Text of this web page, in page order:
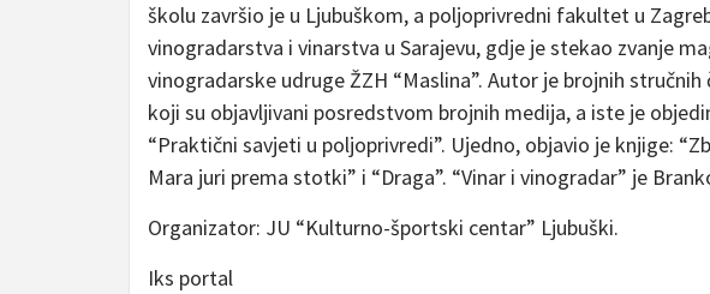
školu završio je u Ljubuškom, a poljoprivredni fakultet u
vinogradarstva i vinarstva u Sarajevu, gdje je stekao zvanje
vinogradarske udruge ŽZH “Maslina”. Autor je brojnih
koji su objavljivani posredstvom brojnih medija, a iste je
“Praktični savjeti u poljoprivredi”. Ujedno, objavio je knjige:
Mara juri prema stotki” i “Draga”. “Vinar i vinogradar” je
Organizator: JU “Kulturno-športski centar” Ljubuški.
Iks portal